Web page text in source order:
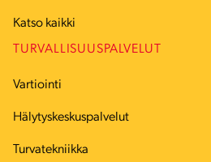
Katso kaikki
TURVALLISUUSPALVELUT
Vartiointi
Hälytyskeskuspalvelut
Turvatekniikka